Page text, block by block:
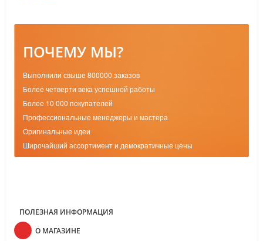
ПОЧЕМУ МЫ?
Выполнили свыше 800000 заказов
Более четверти века успешной работы
Более 10 000 покупателей
Профессиональные менеджеры и мастера
Оригинальные идеи
Широчайший ассортимент и демократичные цены
ПОЛЕЗНАЯ ИНФОРМАЦИЯ
О МАГАЗИНЕ